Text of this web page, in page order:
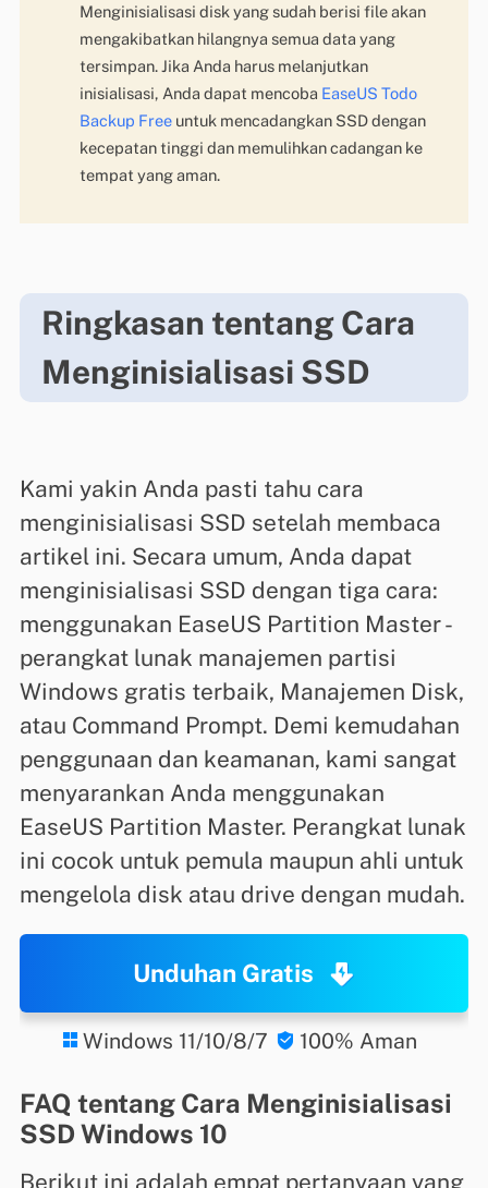
Menginisialisasi disk yang sudah berisi file akan
mengakibatkan hilangnya semua data yang
tersimpan. Jika Anda harus melanjutkan
inisialisasi, Anda dapat mencoba EaseUS Todo
Backup Freeuntuk mencadangkan SSD dengan
kecepatan tinggi dan memulihkan cadangan ke
tempat yang aman.
Ringkasan tentang Cara
Menginisialisasi SSD
Kami yakin Anda pasti tahu cara
menginisialisasi SSD setelah membaca
artikel ini. Secara umum, Anda dapat
menginisialisasi SSD dengan tiga cara:
menggunakan EaseUS Partition Master -
perangkat lunak manajemen partisi
Windows gratis terbaik, Manajemen Disk,
atau Command Prompt. Demi kemudahan
penggunaan dan keamanan, kami sangat
menyarankan Anda menggunakan
EaseUS Partition Master. Perangkat lunak
ini cocok untuk pemula maupun ahli untuk
mengelola disk atau drive dengan mudah.
Unduhan Gratis
 Windows 11/10/8/7  100% Aman
FAQ tentang Cara Menginisialisasi
SSD Windows 10
Berikut ini adalah empat pertanyaan yang